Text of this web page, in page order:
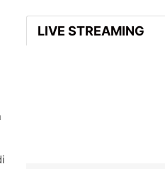
LIVE STREAMING